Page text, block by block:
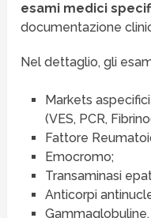
esami medici
documentazione
Nel dettaglio, gli
Markets
(VES, PCR,
Fattore
Emocromo;
Transaminasi
Anticorpi
Gammaglobuline.